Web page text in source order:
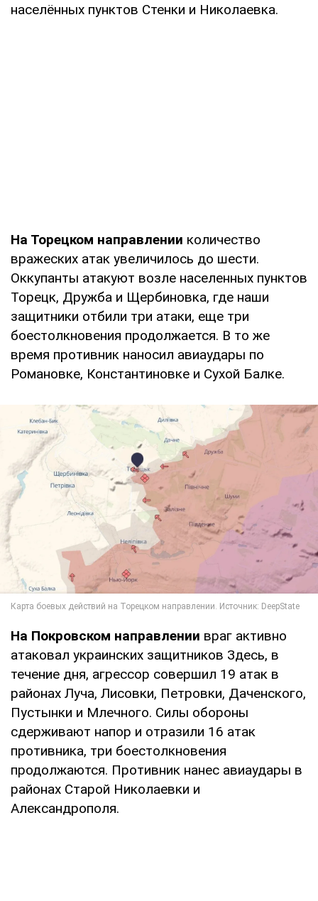
населённых пунктов Стенки и Николаевка.
На Торецком направлении количество
вражеских атак увеличилось до шести.
Оккупанты атакуют возле населенных пунктов
Торецк, Дружба и Щербиновка, где наши
защитники отбили три атаки, еще три
боестолкновения продолжается. В то же
время противник наносил авиаудары по
Романовке, Константиновке и Сухой Балке.
На Покровском направлении враг активно
атаковал украинских защитников Здесь, в
течение дня, агрессор совершил 19 атак в
районах Луча, Лисовки, Петровки, Даченского,
Пустынки и Млечного. Силы обороны
сдерживают напор и отразили 16 атак
противника, три боестолкновения
продолжаются. Противник нанес авиаудары в
районах Старой Николаевки и
Александрополя.